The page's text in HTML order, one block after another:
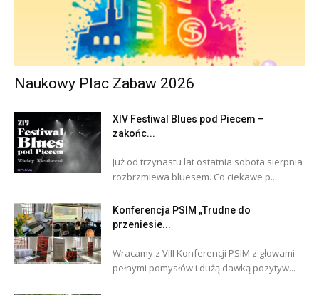
Naukowy Plac Zabaw 2026
XIV Festiwal Blues pod Piecem –
zakońc...
Już od trzynastu lat ostatnia sobota sierpnia
rozbrzmiewa bluesem. Co ciekawe p...
Konferencja PSIM „Trudne do
przeniesie...
Wracamy z VIII Konferencji PSIM z głowami
pełnymi pomysłów i dużą dawką pozytyw...